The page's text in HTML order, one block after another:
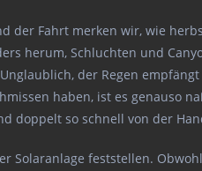
der Fahrt merken wir, wie
herum, Schluchten und
der Regen
haben, ist es genauso
doppelt so schnell von der
feststellen.